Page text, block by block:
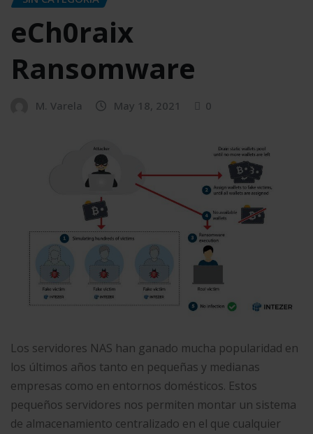
eCh0raix
Ransomware
M. Varela May 18, 2021 0
Los servidores NAS han ganado mucha popularidad en
los últimos años tanto en pequeñas y medianas
empresas como en entornos domésticos. Estos
pequeños servidores nos permiten montar un sistema
de almacenamiento centralizado en el que cualquier